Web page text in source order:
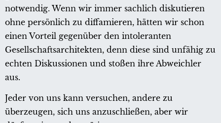
notwendig. Wenn wir immer sachlich diskutieren
ohne persönlich zu diffamieren, hätten wir schon
einen Vorteil gegenüber den intoleranten
Gesellschaftsarchitekten, denn diese sind unfähig zu
echten Diskussionen und stoßen ihre Abweichler
aus.
Jeder von uns kann versuchen, andere zu
überzeugen, sich uns anzuschließen, aber wir